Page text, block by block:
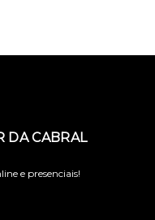
DA CABRAL
e presenciais!